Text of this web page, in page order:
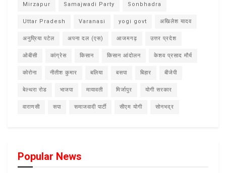
Mirzapur Samajwadi Party Sonbhadra
Uttar Pradesh Varanasi yogi govt अखिलेश यादव
अनुप्रिया पटेल अपना दल (एस) आजमगढ़ उत्तर प्रदेश
ओबीसी कांग्रेस किसान किसान आंदोलन केशव प्रसाद मौर्य
कोरोना नीतीश कुमार बलिया बसपा बिहार बीजेपी
बेल्थरा रोड भाजपा मायावती मिर्जापुर योगी सरकार
वाराणसी सपा समाजवादी पार्टी सीएम योगी सोनभद्र
Popular News